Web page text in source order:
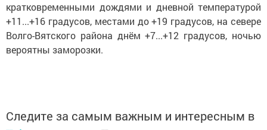
кратковременными дождями и дневной температурой
+11...+16 градусов, местами до +19 градусов, на севере
Волго-Вятского района днём +7...+12 градусов, ночью
вероятны заморозки.
Следите за самым важным и интересным в